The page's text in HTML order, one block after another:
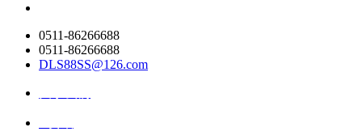
0511-86266688
0511-86266688
DLS88SS@126.com